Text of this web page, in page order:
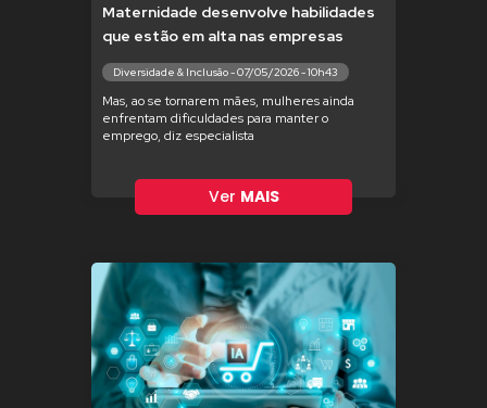
Maternidade desenvolve habilidades
que estão em alta nas empresas
Diversidade & Inclusão - 07/05/2026 - 10h43
Mas, ao se tornarem mães, mulheres ainda
enfrentam dificuldades para manter o
emprego, diz especialista
Ver MAIS